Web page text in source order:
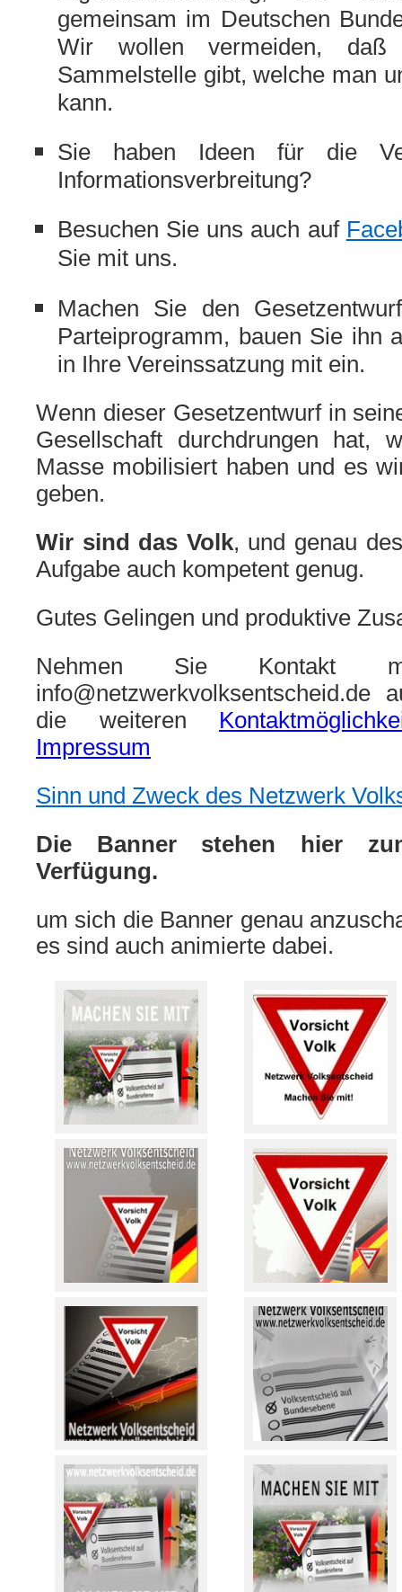
gemeinsam im Deutschen
Wir wollen vermeiden,
Sammelstelle gibt, welche man
kann.
Sie haben Ideen für die
Informationsverbreitung?
Besuchen Sie uns auch auf
Sie mit uns.
Machen Sie den
Parteiprogramm, bauen Sie ihn
in Ihre Vereinssatzung mit ein.
Wenn dieser Gesetzentwurf in
Gesellschaft durchdrungen hat,
Masse mobilisiert haben und es
geben.
Wir sind das Volk, und genau
Aufgabe auch kompetent genug.
Gutes Gelingen und produktive
Nehmen Sie Kontakt
info@netzwerkvolksentscheid.de
die weiteren
Impressum
Sinn und Zweck des Netzwerk
Die Banner stehen hier
Verfügung.
um sich die Banner genau
es sind auch animierte dabei.